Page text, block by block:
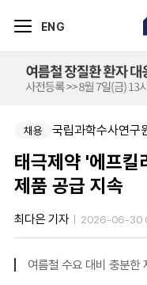
ENG
채용 동성제약(주)아산
채용
태극제약 '에프
제품 공급 지속
최다은 기자 2026-06-30
여름철 수요 대비 충분한